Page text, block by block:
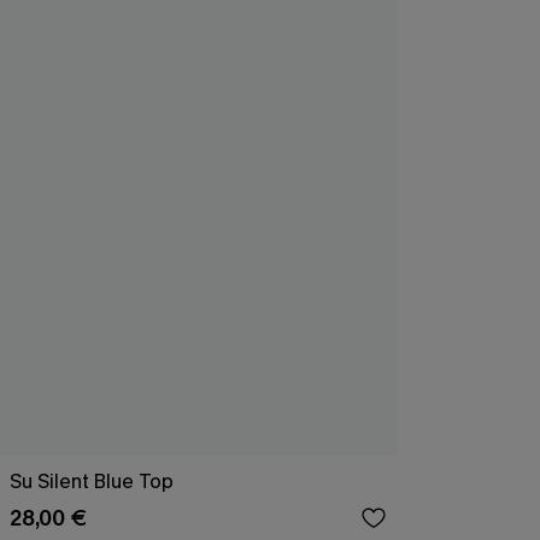
Su Silent Blue Top
28,00 €